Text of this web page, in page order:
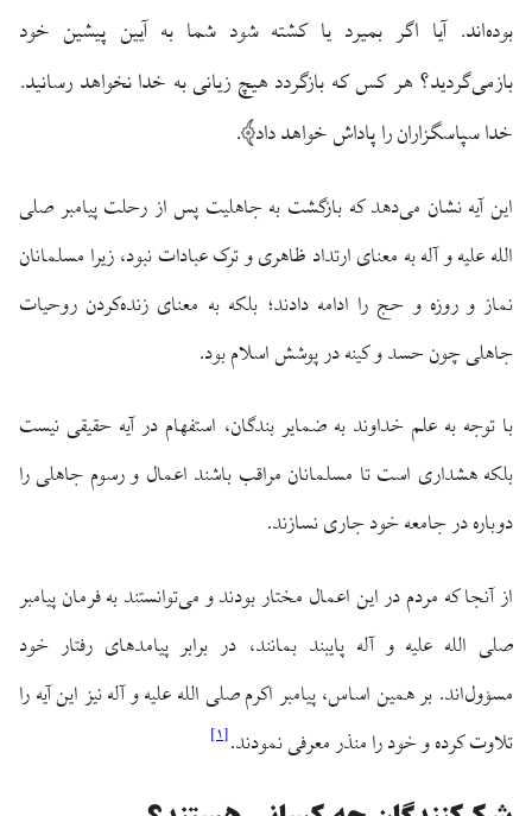
بوده‌اند. آیا اگر بمیرد یا کشته شود شما به آیین پیشین خود
بازمی‌گردید؟ هر کس که بازگردد هیچ زیانی به خدا نخواهد رسانید.
خدا سپاسگزاران را پاداش خواهد داد .
این آیه نشان می‌دهد که بازگشت به جاهلیت پس از رحلت پیامبر صلی
الله علیه و آله به معنای ارتداد ظاهری و ترک عبادات نبود، زیرا مسلمانان
نماز و روزه و حج را ادامه دادند؛ بلکه به معنای زنده‌کردن روحیات
جاهلی چون حسد و کینه در پوشش اسلام بود.
با توجه به علم خداوند به ضمایر بندگان، استفهام در آیه حقیقی نیست
بلکه هشداری است تا مسلمانان مراقب باشند اعمال و رسوم جاهلی را
دوباره در جامعه خود جاری نسازند.
از آنجا که مردم در این اعمال مختار بودند و می‌توانستند به فرمان پیامبر
صلی الله علیه و آله پایبند بمانند، در برابر پیامدهای رفتار خود
مسؤول‌اند. بر همین اساس، پیامبر اکرم صلی الله علیه و آله نیز این آیه را
تلاوت کرده و خود را منذر معرفی نمودند.[۱]